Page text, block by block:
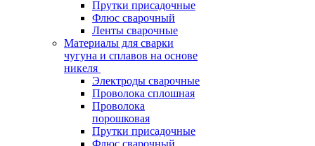
Прутки присадочные
Флюс сварочный
Ленты сварочные
Материалы для сварки
чугуна и сплавов на основе
никеля
Электроды сварочные
Проволока сплошная
Проволока
порошковая
Прутки присадочные
Флюс сварочный